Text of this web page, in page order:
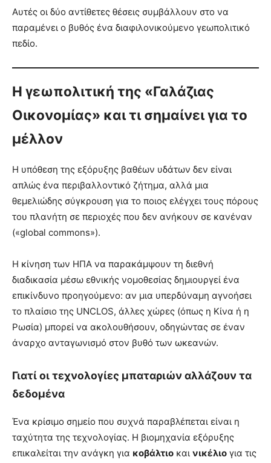
Αυτές οι δύο αντίθετες θέσεις συμβάλλουν στο να
παραμένει ο βυθός ένα διαφιλονικούμενο γεωπολιτικό
πεδίο.
Η γεωπολιτική της «Γαλάζιας
Οικονομίας» και τι σημαίνει για το
μέλλον
Η υπόθεση της εξόρυξης βαθέων υδάτων δεν είναι
απλώς ένα περιβαλλοντικό ζήτημα, αλλά μια
θεμελιώδης σύγκρουση για το ποιος ελέγχει τους πόρους
του πλανήτη σε περιοχές που δεν ανήκουν σε κανέναν
(«global commons»).
Η κίνηση των ΗΠΑ να παρακάμψουν τη διεθνή
διαδικασία μέσω εθνικής νομοθεσίας δημιουργεί ένα
επικίνδυνο προηγούμενο: αν μια υπερδύναμη αγνοήσει
το πλαίσιο της UNCLOS, άλλες χώρες (όπως η Κίνα ή η
Ρωσία) μπορεί να ακολουθήσουν, οδηγώντας σε έναν
άναρχο ανταγωνισμό στον βυθό των ωκεανών.
Γιατί οι τεχνολογίες μπαταριών αλλάζουν τα
δεδομένα
Ένα κρίσιμο σημείο που συχνά παραβλέπεται είναι η
ταχύτητα της τεχνολογίας. Η βιομηχανία εξόρυξης
επικαλείται την ανάγκη για κοβάλτιο και νικέλιο για τις